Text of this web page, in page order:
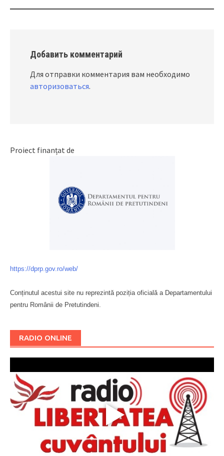
Добавить комментарий
Для отправки комментария вам необходимо
авторизоваться.
Proiect finanțat de
https://dprp.gov.ro/web/
Conținutul acestui site nu reprezintă poziția oficială a Departamentului
pentru Românii de Pretutindeni.
RADIO ONLINE